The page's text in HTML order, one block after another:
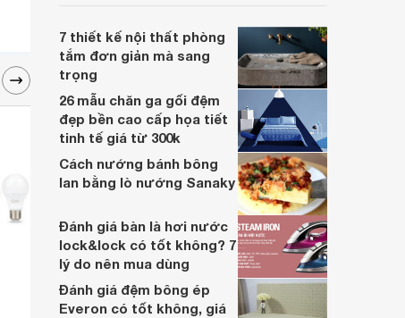
7 thiết kế nội thất phòng
tắm đơn giản mà sang
trọng
26 mẫu chăn ga gối đệm
đẹp bền cao cấp họa tiết
tinh tế giá từ 300k
Cách nướng bánh bông
lan bằng lò nướng Sanaky
Đánh giá bàn là hơi nước
lock&lock có tốt không? 7
lý do nên mua dùng
Đánh giá đệm bông ép
Everon có tốt không, giá